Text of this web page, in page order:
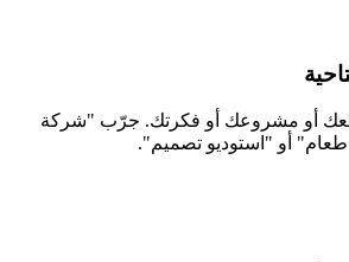
أو مشروعك أو فكرتك. جرّب "شركة
طعام" أو "استوديو تصميم".